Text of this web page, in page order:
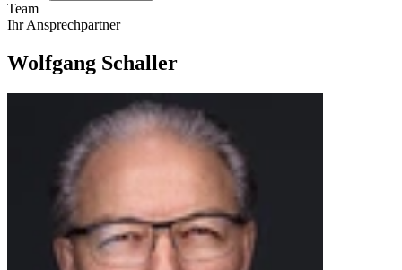
Team
Ihr Ansprechpartner
Wolfgang Schaller